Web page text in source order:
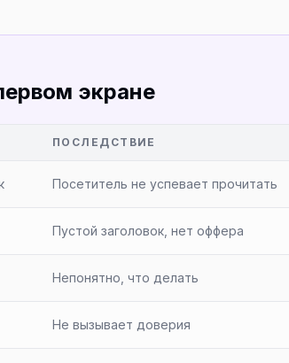
экране
ПОСЛЕДСТВИЕ
Посетитель не успевает прочитать
Пустой заголовок, нет оффера
Непонятно, что делать
Не вызывает доверия